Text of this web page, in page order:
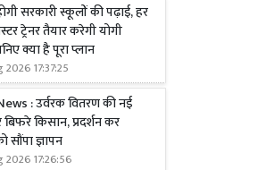
सरकारी स्कूलों की पढ़ाई, हर
ट्रेनर तैयार करेगी योगी
क्या है पूरा प्लान
17:37:25
: उर्वरक वितरण की नई
बिफरे किसान, प्रदर्शन कर
सौंपा ज्ञापन
2026 17:26:56